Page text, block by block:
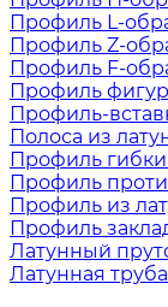
Профиль L-
Профиль Z-
Профиль F-
Профиль
Профиль-
Полоса из
Профиль
Профиль
Профиль из
Профиль
Латунный
Латунная труба